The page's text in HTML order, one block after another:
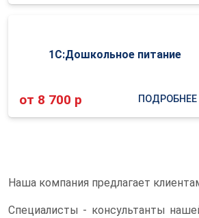
1С:Дошкольное питание
от 8 700 р ПОДРОБНЕЕ
Наша компания предлагает
Специалисты - консультанты